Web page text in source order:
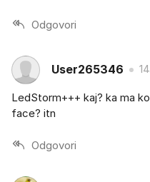
Odgovori
User265346
LedStorm+++ kaj? ka ma
face? itn
Odgovori